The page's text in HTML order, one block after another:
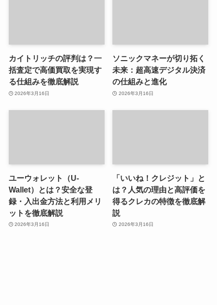
カイトリッチの評判は？一
括査定で高価買取を実現す
る仕組みを徹底解説
2026年3月16日
ソニックマネーが切り拓く
未来：超高速デジタル決済
の仕組みと進化
2026年3月16日
ユーウォレット（U-
Wallet）とは？安全な登
録・入出金方法と利用メリ
ットを徹底解説
2026年3月16日
「いいね！クレジット」と
は？人気の理由と高評価を
得るクレカの特徴を徹底解
説
2026年3月16日